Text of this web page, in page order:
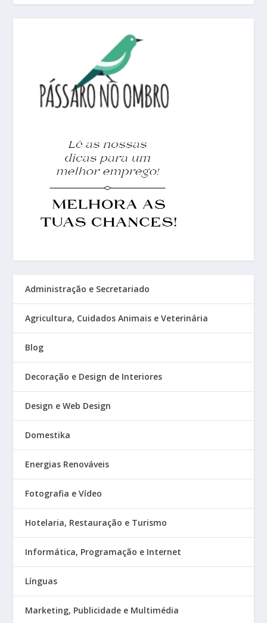
Administração e Secretariado
Agricultura, Cuidados Animais e Veterinária
Blog
Decoração e Design de Interiores
Design e Web Design
Domestika
Energias Renováveis
Fotografia e Vídeo
Hotelaria, Restauração e Turismo
Informática, Programação e Internet
Línguas
Marketing, Publicidade e Multimédia